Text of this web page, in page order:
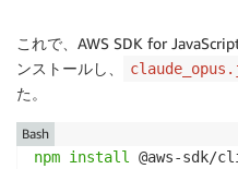
}
// ペイロードを使用して
const
contentType
body
JSON . stringify (
これで、AWS SDK for
ンストールし、
た。
npm install
Bash